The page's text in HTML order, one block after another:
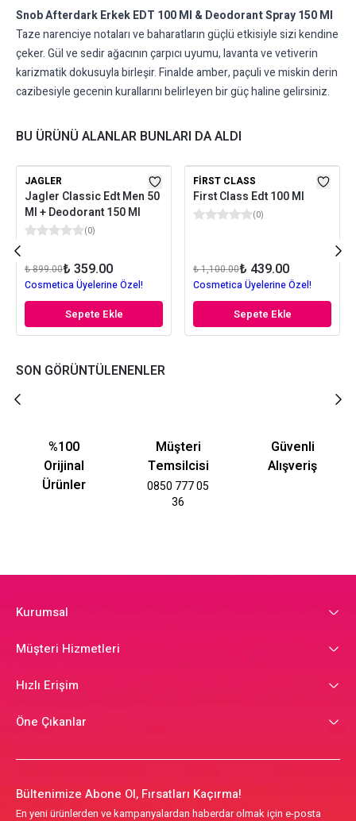
Snob Afterdark Erkek EDT 100 Ml & Deodorant Spray 150 Ml
Taze narenciye notaları ve baharatların güçlü etkisiyle sizi kendine
çeker. Gül ve sedir ağacının çarpıcı uyumu, lavanta ve vetiverin
karizmatik dokusuyla birleşir. Finalde amber, paçuli ve miskin derin
cazibesiyle gecenin kurallarını belirleyen bir güç haline gelirsiniz.
BU ÜRÜNÜ ALANLAR BUNLARI DA ALDI
JAGLER
Jagler Classic Edt Men 50
Ml + Deodorant 150 Ml
(0)
₺ 899.00₺ 359.00
Cosmetica Üyelerine Özel!
Sepete Ekle
FIRST CLASS
First Class Edt 100 Ml
(0)
₺ 1,100.00₺ 439.00
Cosmetica Üyelerine Özel!
Sepete Ekle
SON GÖRÜNTÜLENENLER
%100
Orijinal
Ürünler
Müşteri
Temsilcisi
0850 777 05
36
Güvenli
Alışveriş
Kurumsal
Müşteri Hizmetleri
Hızlı Erişim
Öne Çıkanlar
Bültenimize Abone Ol, Fırsatları Kaçırma!
En yeni ürünlerden ve kampanyalardan haberdar olmak için e-posta